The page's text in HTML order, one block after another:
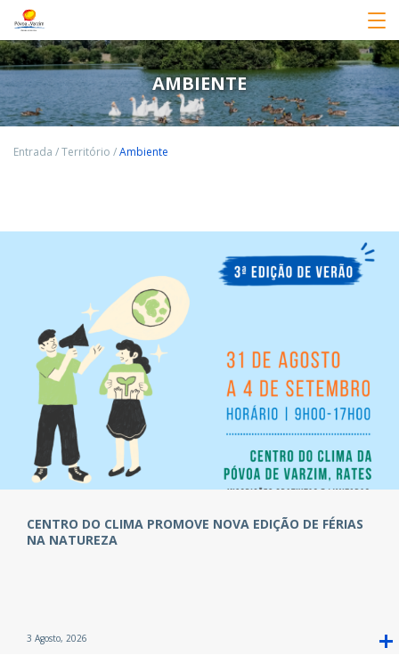
AMBIENTE
Entrada /Território /Ambiente
CENTRO DO CLIMA PROMOVE NOVA EDIÇÃO DE FÉRIAS
NA NATUREZA
3 Agosto, 2026